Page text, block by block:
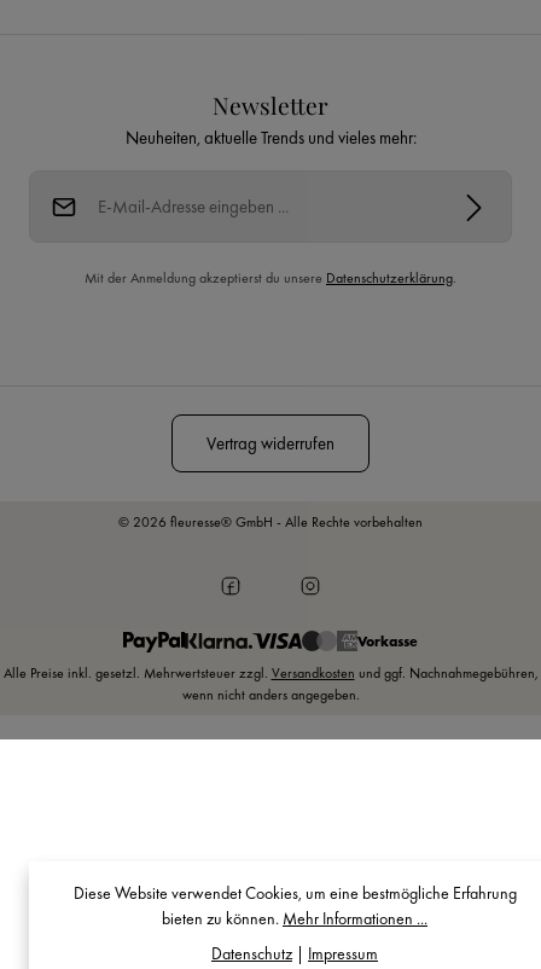
Newsletter
Neuheiten, aktuelle Trends und vieles mehr:
Mit der Anmeldung akzeptierst du unsere Datenschutzerklärung.
Vertrag widerrufen
© 2026 fleuresse® GmbH - Alle Rechte vorbehalten
Vorkasse
Alle Preise inkl. gesetzl. Mehrwertsteuer zzgl. Versandkosten und ggf. Nachnahmegebühren,
wenn nicht anders angegeben.
Diese Website verwendet Cookies, um eine bestmögliche Erfahrung
bieten zu können. Mehr Informationen ...
Datenschutz| Impressum